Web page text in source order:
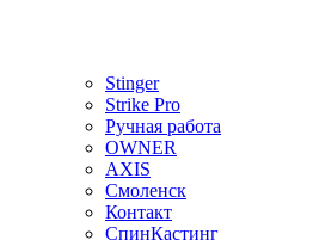
Stinger
Strike Pro
Ручная работа
OWNER
AXIS
Смоленск
Контакт
СпинКастинг